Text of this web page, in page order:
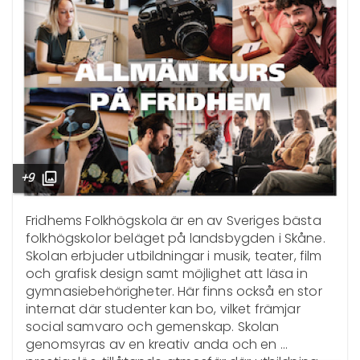
+9
Fridhems Folkhögskola är en av Sveriges bästa
folkhögskolor beläget på landsbygden i Skåne.
Skolan erbjuder utbildningar i musik, teater, film
och grafisk design samt möjlighet att läsa in
gymnasiebehörigheter. Här finns också en stor
internat där studenter kan bo, vilket främjar
social samvaro och gemenskap. Skolan
genomsyras av en kreativ anda och en